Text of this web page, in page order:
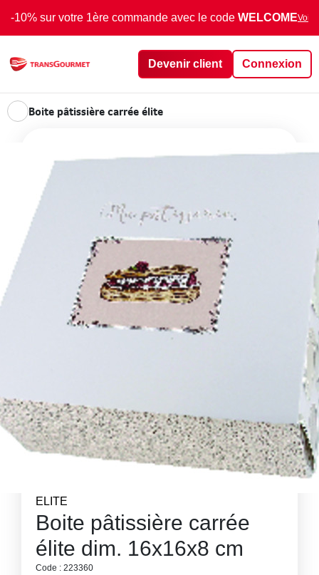
-10% sur votre 1ère commande avec le code WELCOMEVoir
Devenir client Connexion
Boite pâtissière carrée élite
ELITE
Boite pâtissière carrée
élite dim. 16x16x8 cm
Code : 223360